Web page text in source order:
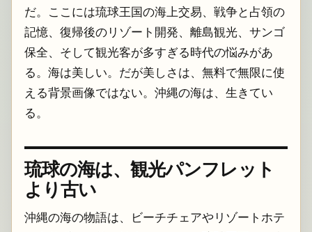
だ。ここには琉球王国の海上交易、戦争と占領の
記憶、復帰後のリゾート開発、離島観光、サンゴ
保全、そして観光客が多すぎる時代の悩みがあ
る。海は美しい。だが美しさは、無料で無限に使
える背景画像ではない。沖縄の海は、生きてい
る。
琉球の海は、観光パンフレット
より古い
沖縄の海の物語は、ビーチチェアやリゾートホテ